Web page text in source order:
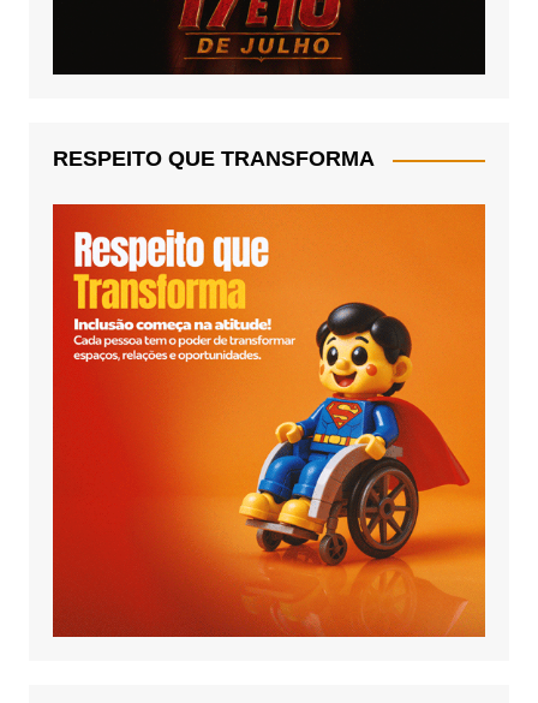
RESPEITO QUE TRANSFORMA